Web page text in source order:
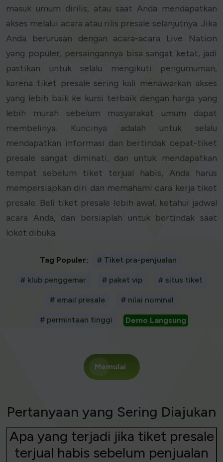
masuk umum dirilis, atau saat Anda mendapatkan
akses melalui acara atau rilis presale selanjutnya. Jika
Anda berurusan dengan acara-acara Live Nation
yang populer, persaingannya bisa sangat ketat, jadi
pastikan untuk selalu mengikuti pengumuman,
karena tiket presale sering kali menawarkan akses
yang lebih baik ke kursi terbaik dengan harga yang
lebih murah sebelum masyarakat umum dapat
membelinya. Kuncinya adalah untuk selalu
mendapatkan informasi dan bertindak cepat-tiket
presale sangat diminati, dan untuk mendapatkan
tempat sebelum tiket terjual habis, Anda harus
mempersiapkan diri dan memahami cara kerja tiket
presale. Beli tiket presale lebih awal, ketahui jadwal
acara Anda, dan bersiaplah untuk bertindak saat
loket dibuka.
Tag Populer: # Tiket pra-penjualan
# klub penggemar # paket vip # situs tiket
# email presale # nilai nominal
# permintaan tinggi Demo Langsung
Memulai
Pertanyaan yang Sering Diajukan
Apa yang terjadi jika tiket presale
terjual habis sebelum penjualan